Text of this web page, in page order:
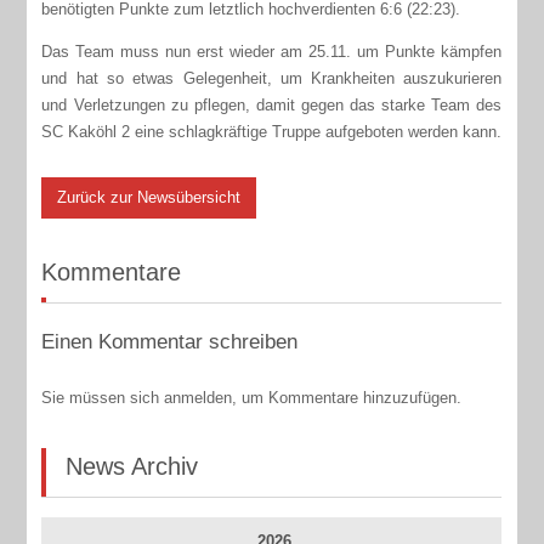
benötigten Punkte zum letztlich hochverdienten 6:6 (22:23).
Das Team muss nun erst wieder am 25.11. um Punkte kämpfen
und hat so etwas Gelegenheit, um Krankheiten auszukurieren
und Verletzungen zu pflegen, damit gegen das starke Team des
SC Kaköhl 2 eine schlagkräftige Truppe aufgeboten werden kann.
Zurück zur Newsübersicht
Kommentare
Einen Kommentar schreiben
Sie müssen sich anmelden, um Kommentare hinzuzufügen.
News Archiv